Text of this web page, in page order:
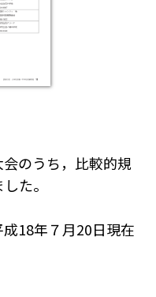
のうち，比較的規
た。
18年７月20日現在